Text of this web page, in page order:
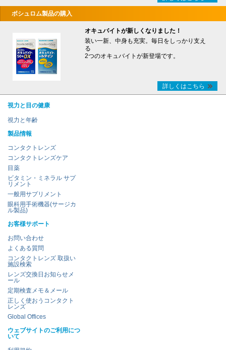
ボシュロム製品の購入
オキュバイトが新しくなりました！
装い一新、中身も充実。毎日をしっかり支え
る
2つのオキュバイトが新登場です。
詳しくはこちら
視力と目の健康
視力と年齢
製品情報
コンタクトレンズ
コンタクトレンズケア
目薬
ビタミン・ミネラル サプ
リメント
一般用サプリメント
眼科用手術機器(サージカ
ル製品)
お客様サポート
お問い合わせ
よくある質問
コンタクトレンズ 取扱い
施設検索
レンズ交換日お知らせメ
ール
定期検査メモ＆メール
正しく使おうコンタクト
レンズ
Global Offices
ウェブサイトのご利用につ
いて